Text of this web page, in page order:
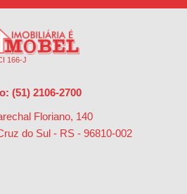
166-J
(51) 2106-2700
Floriano, 140
do Sul - RS - 96810-002